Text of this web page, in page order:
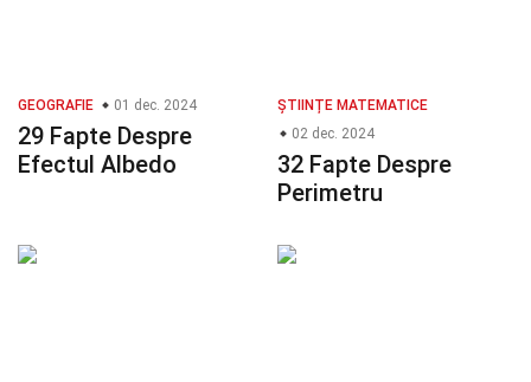
GEOGRAFIE 01 dec. 2024
29 Fapte Despre
Efectul Albedo
ȘTIINȚE MATEMATICE
02 dec. 2024
32 Fapte Despre
Perimetru